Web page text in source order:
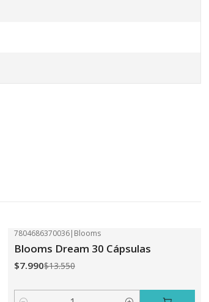
7804686370036| Blooms
Blooms Dream 30 Cápsulas
$7.990$13.550